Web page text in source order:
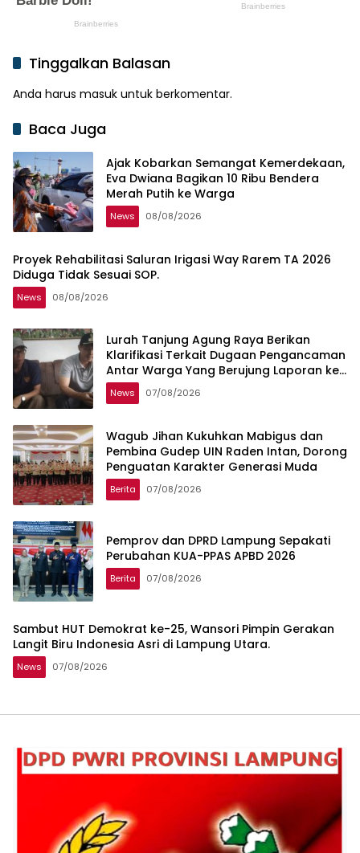
Tinggalkan Balasan
Anda harus masuk untuk berkomentar.
Baca Juga
Ajak Kobarkan Semangat Kemerdekaan,
Eva Dwiana Bagikan 10 Ribu Bendera
Merah Putih ke Warga
News 08/08/2026
Proyek Rehabilitasi Saluran Irigasi Way Rarem TA 2026
Diduga Tidak Sesuai SOP.
News 08/08/2026
Lurah Tanjung Agung Raya Berikan
Klarifikasi Terkait Dugaan Pengancaman
Antar Warga Yang Berujung Laporan ke
Polisi
News 07/08/2026
Wagub Jihan Kukuhkan Mabigus dan
Pembina Gudep UIN Raden Intan, Dorong
Penguatan Karakter Generasi Muda
Berita 07/08/2026
Pemprov dan DPRD Lampung Sepakati
Perubahan KUA-PPAS APBD 2026
Berita 07/08/2026
Sambut HUT Demokrat ke-25, Wansori Pimpin Gerakan
Langit Biru Indonesia Asri di Lampung Utara.
News 07/08/2026